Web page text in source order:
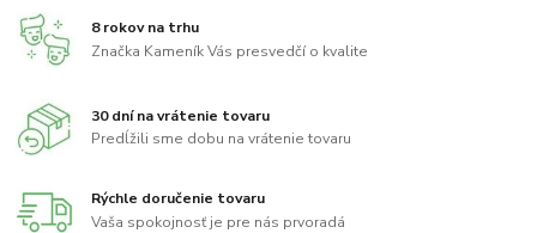
8 rokov na trhu
Značka Kameník Vás presvedčí o kvalite
30 dní na vrátenie tovaru
Predĺžili sme dobu na vrátenie tovaru
Rýchle doručenie tovaru
Vaša spokojnosť je pre nás prvoradá